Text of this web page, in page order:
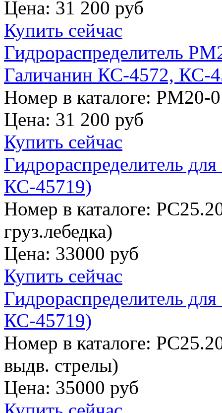
Цена: 31 200 руб
Купить сейчас
Гидрораспределитель
Галичанин КС-4572, КС-
Номер в каталоге:
Цена: 31 200 руб
Купить сейчас
Гидрораспределитель
КС-45719)
Номер в каталоге:
груз.лебедка)
Цена: 33000 руб
Купить сейчас
Гидрораспределитель
КС-45719)
Номер в каталоге:
выдв. стрелы)
Цена: 35000 руб